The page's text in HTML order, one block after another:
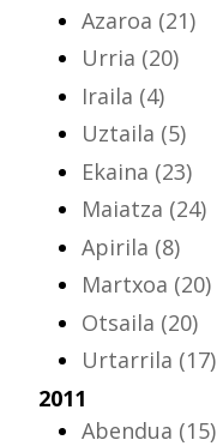
Azaroa (21)
Urria (20)
Iraila (4)
Uztaila (5)
Ekaina (23)
Maiatza (24)
Apirila (8)
Martxoa (20)
Otsaila (20)
Urtarrila (17)
2011
Abendua (15)